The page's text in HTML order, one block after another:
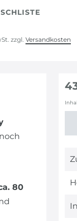
zzgl. Versandkosten
80